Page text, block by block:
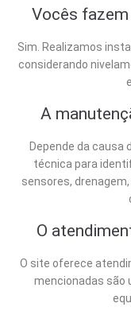
Vocês
Sim. Realizamos
considerando
A
Depende da causa
técnica para
sensores,
O
O site oferece
mencionadas são